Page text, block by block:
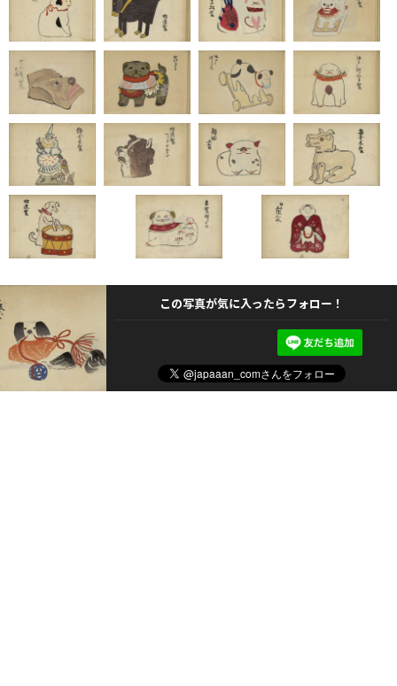
この写真が気に入ったらフォロー！